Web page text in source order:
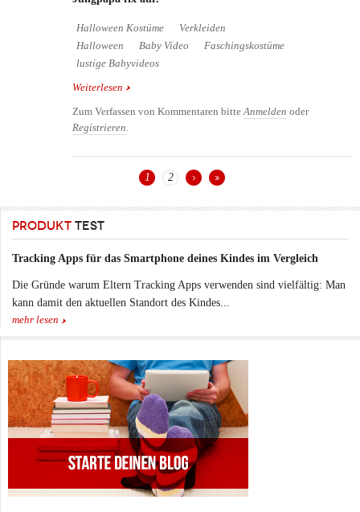
Halloween Kostüme
Verkleiden
Halloween
Baby Video
Faschingskostüme
lustige Babyvideos
Weiterlesen über Das stärkste Baby der Welt bzw. das beste
Zum Verfassen von Kommentaren bitte Anmelden oder
Registrieren
1 2
PRODUKT TEST
Tracking Apps für das Smartphone deines Kindes im Vergleich
Die Gründe warum Eltern Tracking Apps verwenden sind vielfältig: Man
kann damit den aktuellen Standort des Kindes...
mehr lesen